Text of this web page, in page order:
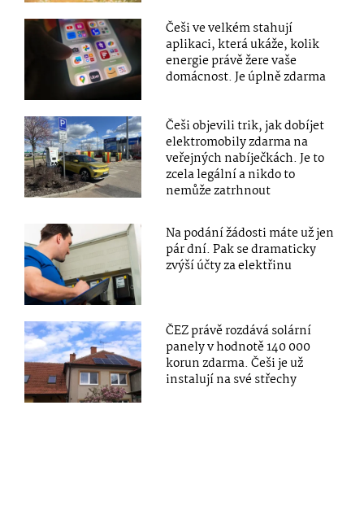
Češi ve velkém stahují
aplikaci, která ukáže, kolik
energie právě žere vaše
domácnost. Je úplně zdarma
Češi objevili trik, jak dobíjet
elektromobily zdarma na
veřejných nabíječkách. Je to
zcela legální a nikdo to
nemůže zatrhnout
Na podání žádosti máte už jen
pár dní. Pak se dramaticky
zvýší účty za elektřinu
ČEZ právě rozdává solární
panely v hodnotě 140 000
korun zdarma. Češi je už
instalují na své střechy